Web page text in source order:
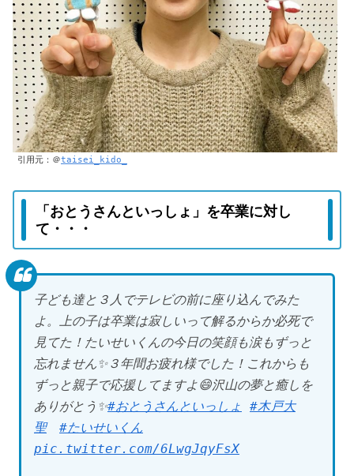
引用元：＠taisei_kido_
「おとうさんといっしょ」を卒業に対し
て・・・
子ども達と３人でテレビの前に座り込んでみた
よ。上の子は卒業は寂しいって解るからか必死で
見てた！たいせいくんの今日の笑顔も涙もずっと
忘れません✨３年間お疲れ様でした！これからも
ずっと親子で応援してますよ😄沢山の夢と癒しを
ありがとう✨#おとうさんといっしょ
#木戸大
聖
#たいせいくん
pic.twitter.com/6LwgJqyFsX